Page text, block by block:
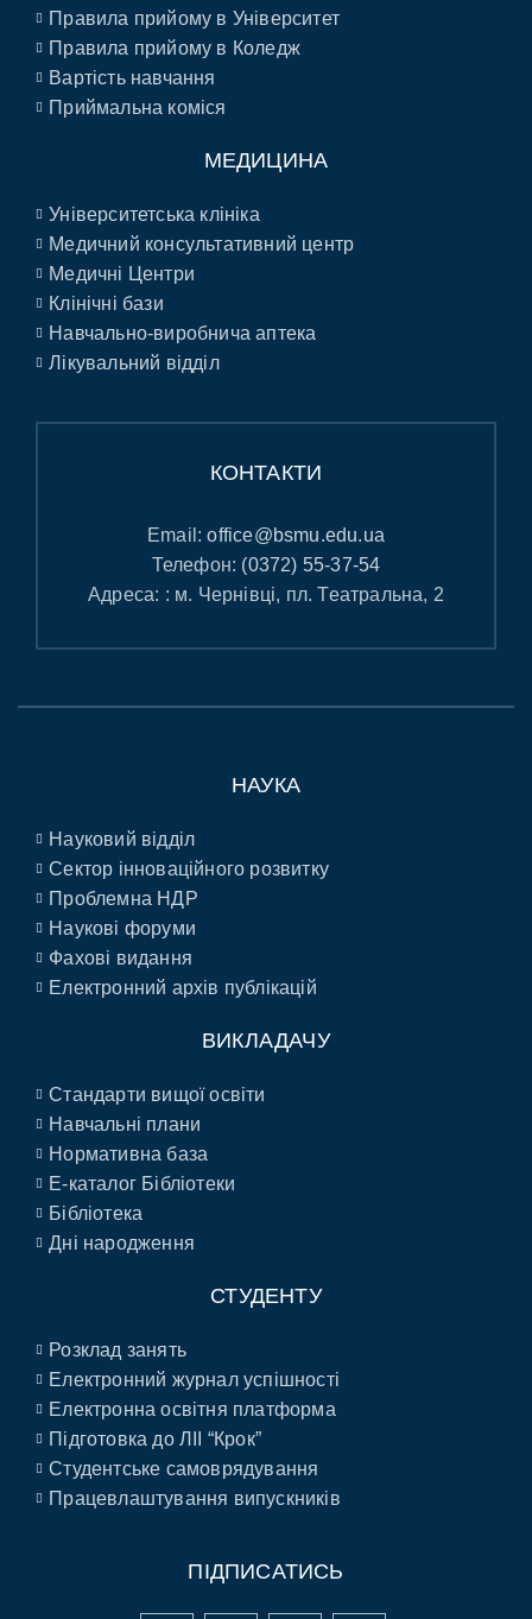
Правила прийому в Університет
Правила прийому в Коледж
Вартість навчання
Приймальна коміся
МЕДИЦИНА
Університетська клініка
Медичний консультативний центр
Медичні Центри
Клінічні бази
Навчально-виробнича аптека
Лікувальний відділ
КОНТАКТИ
Email:office@bsmu.edu.ua
Телефон: (0372) 55-37-54
Адреса: : м. Чернівці, пл. Театральна, 2
НАУКА
Науковий відділ
Сектор інноваційного розвитку
Проблемна НДР
Наукові форуми
Фахові видання
Електронний архів публікацій
ВИКЛАДАЧУ
Стандарти вищої освіти
Навчальні плани
Нормативна база
E-каталог Бібліотеки
Бібліотека
Дні народження
СТУДЕНТУ
Розклад занять
Електронний журнал успішності
Електронна освітня платформа
Підготовка до ЛІІ “Крок”
Студентське самоврядування
Працевлаштування випускників
ПІДПИСАТИСЬ